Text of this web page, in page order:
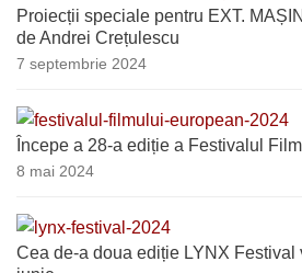
Proiecții speciale pentru EXT.
de Andrei Crețulescu
7 septembrie 2024
Începe a 28-a ediție a Festivalul
8 mai 2024
Cea de-a doua ediție LYNX Festival